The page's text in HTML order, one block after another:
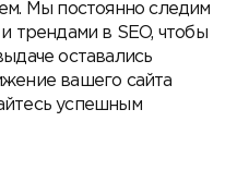
Мы постоянно следим
трендами в SEO, чтобы
оставались
вашего сайта
успешным